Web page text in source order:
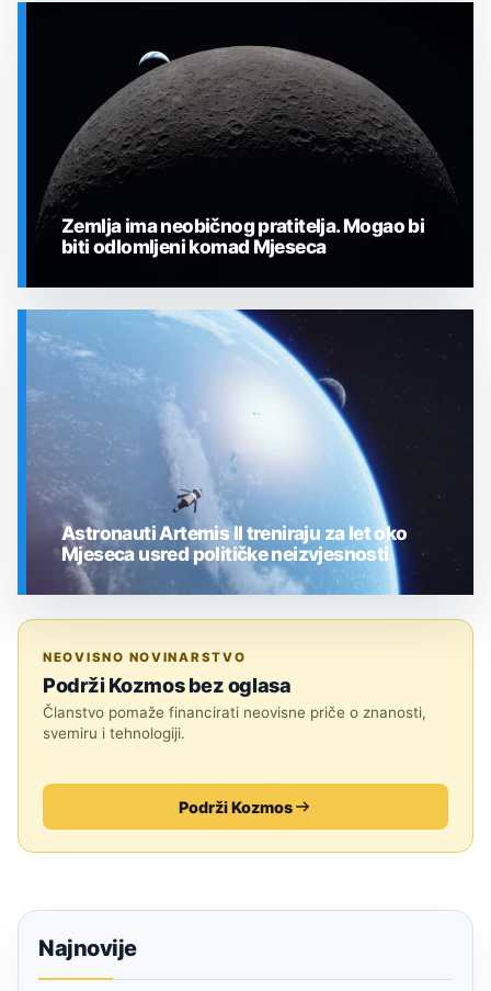
SVEMIR
Zemlja ima neobičnog pratitelja. Mogao bi
biti odlomljeni komad Mjeseca
Astronauti Artemis II treniraju za let oko
Mjeseca usred političke neizvjesnosti
NEOVISNO NOVINARSTVO
Podrži Kozmos bez oglasa
Članstvo pomaže financirati neovisne priče o znanosti,
svemiru i tehnologiji.
Podrži Kozmos
Najnovije